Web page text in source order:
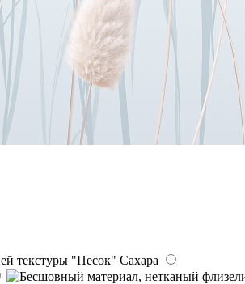
Сахара